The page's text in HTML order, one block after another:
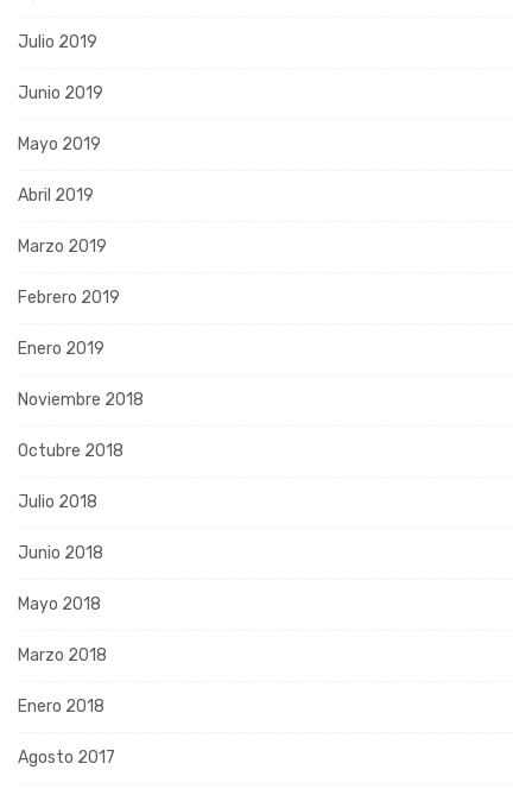
Julio 2019
Junio 2019
Mayo 2019
Abril 2019
Marzo 2019
Febrero 2019
Enero 2019
Noviembre 2018
Octubre 2018
Julio 2018
Junio 2018
Mayo 2018
Marzo 2018
Enero 2018
Agosto 2017